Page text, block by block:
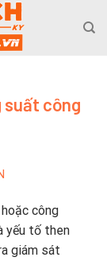
suất công
công
yếu tố then
giám sát